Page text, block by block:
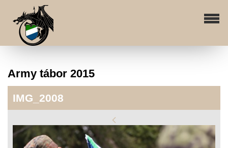
Army tábor 2015
IMG_2008